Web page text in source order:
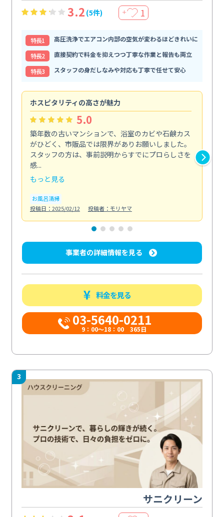
3.2 (5件) ＋ 1
特⻑1
高圧洗浄でエアコン内部の空気が変わるほどきれいに
特⻑2
直接契約で料金を抑えつつ丁寧な作業と報告も両立
特⻑3
スタッフの身だしなみや対応も丁寧で任せて安心
ホスピタリティの高さが魅力
5.0
築年数の古いマンションで、浴室のカビや石鹸カス
がひどく、市販品では限界がありお願いしました。
スタッフの方は、事前説明からすでにプロらしさを
感...
もっと見る
お風呂清掃
投稿日：2025/02/12
投稿者：モリヤマ
事業者の詳細情報を見る
料金を見る
03-5640-0211
9：00～18：00 365日
3
サニクリーン